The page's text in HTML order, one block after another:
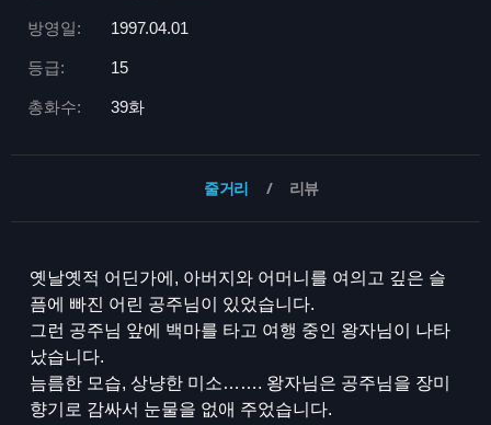
방영일: 1997.04.01
등급: 15
총화수: 39화
줄거리 리뷰
옛날옛적 어딘가에, 아버지와 어머니를 여의고 깊은 슬
픔에 빠진 어린 공주님이 있었습니다.
그런 공주님 앞에 백마를 타고 여행 중인 왕자님이 나타
났습니다.
늠름한 모습, 상냥한 미소……. 왕자님은 공주님을 장미
향기로 감싸서 눈물을 없애 주었습니다.